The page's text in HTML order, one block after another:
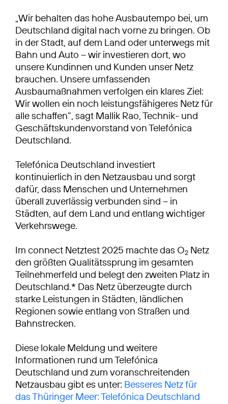
„Wir behalten das hohe Ausbautempo bei, um
Deutschland digital nach vorne zu bringen. Ob
in der Stadt, auf dem Land oder unterwegs mit
Bahn und Auto – wir investieren dort, wo
unsere Kundinnen und Kunden unser Netz
brauchen. Unsere umfassenden
Ausbaumaßnahmen verfolgen ein klares Ziel:
Wir wollen ein noch leistungsfähigeres Netz für
alle schaffen“, sagt Mallik Rao, Technik- und
Geschäftskundenvorstand von Telefónica
Deutschland.
Telefónica Deutschland investiert
kontinuierlich in den Netzausbau und sorgt
dafür, dass Menschen und Unternehmen
überall zuverlässig verbunden sind – in
Städten, auf dem Land und entlang wichtiger
Verkehrswege.
Im connect Netztest 2025 machte das O2 Netz
den größten Qualitätssprung im gesamten
Teilnehmerfeld und belegt den zweiten Platz in
Deutschland.* Das Netz überzeugte durch
starke Leistungen in Städten, ländlichen
Regionen sowie entlang von Straßen und
Bahnstrecken.
Diese lokale Meldung und weitere
Informationen rund um Telefónica
Deutschland und zum voranschreitenden
Netzausbau gibt es unter: Besseres Netz für
das Thüringer Meer: Telefónica Deutschland